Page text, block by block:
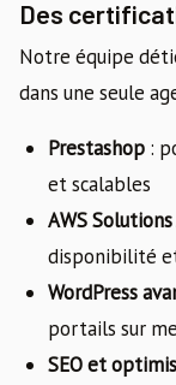
Des
Notre équipe
dans une seule
Prestashop :
et scalables
AWS
disponibilité
WordPress
portails sur
SEO et